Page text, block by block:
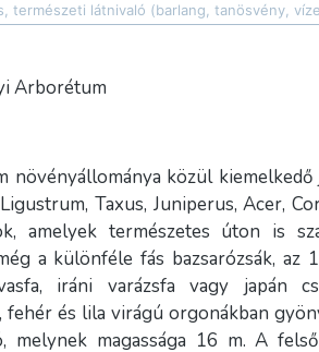
természeti látnivaló (barlang, tanösvény,
Arborétum
közül kiemelkedő
Taxus, Juniperus, Acer,
amelyek természetes úton is
a különféle fás bazsarózsák,
iráni varázsfa vagy japán
fehér és lila virágú orgonákban
melynek magassága 16 m. A